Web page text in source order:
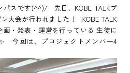
パスです(^^)/ 先日、KOBE TALKプ
大会が行われました！ KOBE TALK
画・発表・運営を行っている 生徒に
今回は、プロジェクトメンバー4